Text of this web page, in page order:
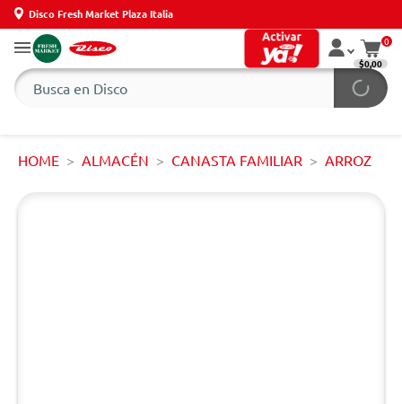
Disco Fresh Market Plaza Italia
0
$0,00
HOME ALMACÉN CANASTA FAMILIAR ARROZ